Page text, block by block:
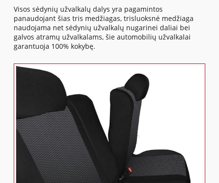
Visos sėdynių užvalkalų dalys yra pagamintos
panaudojant šias tris medžiagas, trisluoksnė medžiaga
naudojama net sėdynių užvalkalų nugarinei daliai bei
galvos atramų užvalkalams, šie automobilių užvalkalai
garantuoja 100% kokybę.